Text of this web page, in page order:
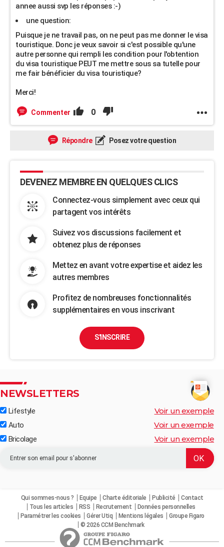
annee aussi svp les réponses :-)
une question:
Puisque je ne travail pas, on ne peut pas me donner le visa
touristique. Donc je veux savoir si c'est possible qu'une
autre personne qui rempli les condition pour l'obtention
du visa touristique PEUT me mettre sous sa tutelle pour
me fair bénéficier du visa touristique?
Merci!
Commenter 0
Répondre Posez votre question
DEVENEZ MEMBRE EN QUELQUES CLICS
Connectez-vous simplement avec ceux qui
partagent vos intérêts
Suivez vos discussions facilement et
obtenez plus de réponses
Mettez en avant votre expertise et aidez les
autres membres
Profitez de nombreuses fonctionnalités
supplémentaires en vous inscrivant
S'INSCRIRE
NEWSLETTERS
Lifestyle Voir un exemple
Auto Voir un exemple
Bricolage Voir un exemple
Qui sommes-nous ? Equipe Charte éditoriale Publicité
Contact
Tous les articles
RSS Recrutement
Données personnelles
Paramétrer les cookies
Gérer Utiq Mentions légales
Groupe Figaro
© 2026 CCM Benchmark